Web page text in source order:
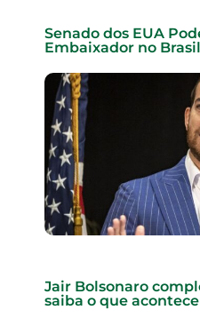
Senado dos EUA
Embaixador no
Jair Bolsonaro
saiba o que